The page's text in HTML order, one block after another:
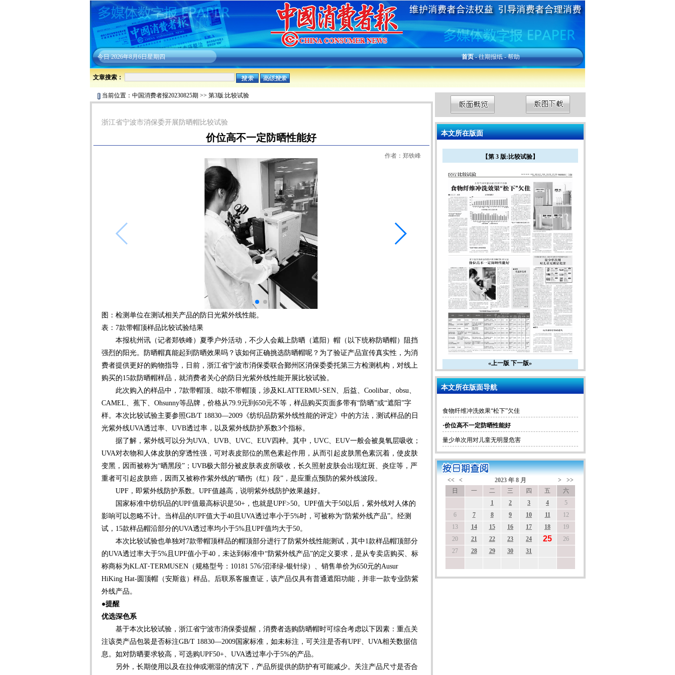
今日2026年8月6日星期四 首页-往期报纸-帮助
文章搜索：
当前位置： 中国消费者报20230825期 >> 第3版:比较试验
浙江省宁波市消保委开展防晒帽比较试验
价位高不一定防晒性能好
作者：郑铁峰
图：检测单位在测试相关产品的防日光紫外线性能。
表：7款带帽顶样品比较试验结果
本报杭州讯（记者郑铁峰）夏季户外活动，不少人会戴上防晒（遮阳）帽（以下统称防晒帽）阻挡
强烈的阳光。防晒帽真能起到防晒效果吗？该如何正确挑选防晒帽呢？为了验证产品宣传真实性，为消
费者提供更好的购物指导，日前，浙江省宁波市消保委联合鄞州区消保委委托第三方检测机构，对线上
购买的15款防晒帽样品，就消费者关心的防日光紫外线性能开展比较试验。
此次购入的样品中，7款带帽顶、8款不带帽顶，涉及KLATTERMU⁃SEN、后益、Coolibar、obsu、
CAMEL、蕉下、Ohsunny等品牌，价格从79.9元到650元不等，样品购买页面多带有“防晒”或“遮阳”字
样。本次比较试验主要参照GB/T 18830—2009《纺织品防紫外线性能的评定》中的方法，测试样品的日
光紫外线UVA透过率、UVB透过率，以及紫外线防护系数3个指标。
据了解，紫外线可以分为UVA、UVB、UVC、EUV四种。其中，UVC、EUV一般会被臭氧层吸收；
UVA对衣物和人体皮肤的穿透性强，可对表皮部位的黑色素起作用，从而引起皮肤黑色素沉着，使皮肤
变黑，因而被称为“晒黑段”；UVB极大部分被皮肤表皮所吸收，长久照射皮肤会出现红斑、炎症等，严
重者可引起皮肤癌，因而又被称作紫外线的“晒伤（红）段”，是应重点预防的紫外线波段。
UPF，即紫外线防护系数。UPF值越高，说明紫外线防护效果越好。
国家标准中纺织品的UPF值最高标识是50+，也就是UPF>50。UPF值大于50以后，紫外线对人体的
影响可以忽略不计。当样品的UPF值大于40且UVA透过率小于5%时，可被称为“防紫外线产品”。经测
试，15款样品帽沿部分的UVA透过率均小于5%且UPF值均大于50。
本次比较试验也单独对7款带帽顶样品的帽顶部分进行了防紫外线性能测试，其中1款样品帽顶部分
的UVA透过率大于5%且UPF值小于40，未达到标准中“防紫外线产品”的定义要求，是从专卖店购买、标
称商标为KLAT⁃TERMUSEN（规格型号：10181 576/沼泽绿-银针绿）、销售单价为650元的Ausur
HiKing Hat-圆顶帽（安斯兹）样品。后联系客服查证，该产品仅具有普通遮阳功能，并非一款专业防紫
外线产品。
●提醒
优选深色系
基于本次比较试验，浙江省宁波市消保委提醒，消费者选购防晒帽时可综合考虑以下因素：重点关
注该类产品包装是否标注GB/T 18830—2009国家标准，如未标注，可关注是否有UPF、UVA相关数据信
息。如对防晒要求较高，可选购UPF50+、UVA透过率小于5%的产品。
另外，长期使用以及在拉伸或潮湿的情况下，产品所提供的防护有可能减少。关注产品尺寸是否合
本文所在版面
【第 3 版:比较试验】
«上一版 下一版»
本文所在版面导航
食物纤维冲洗效果“松下”欠佳
·价位高不一定防晒性能好
量少单次用对儿童无明显危害